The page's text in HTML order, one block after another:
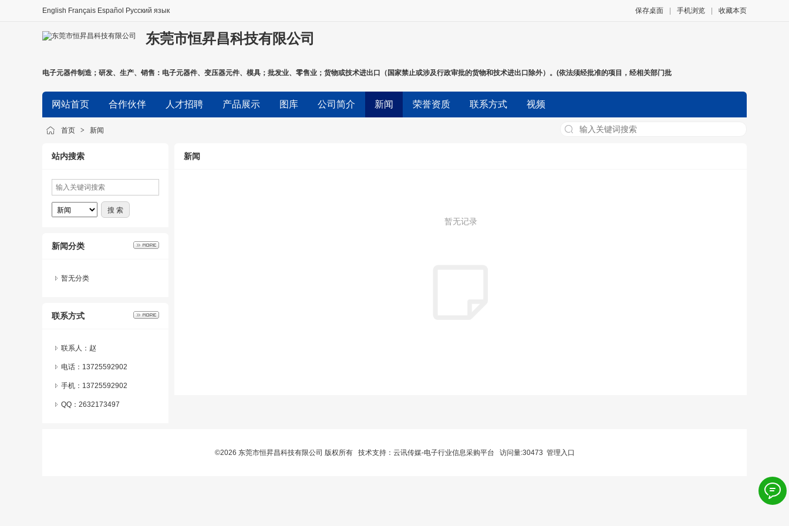
保存桌面 手机浏览 收藏本页
English Français Español Русский язык
东莞市恒昇昌科技有限公司
电子元器件制造；研发、生产、销售：电子元器件、变压器元件、模具；批发业、零售业；货物或技术进出口（国家禁止或涉及行政审批的货物和技术进出口除外）。(依法须经批准的项目，经相关部门批
网站首页 合作伙伴 人才招聘 产品展示 图库 公司简介 新闻 荣誉资质 联系方式 视频
首页 > 新闻
站内搜索
新闻分类
暂无分类
联系方式
联系人：赵
电话：13725592902
手机：13725592902
QQ： 2632173497
新闻
暂无记录
©2026 东莞市恒昇昌科技有限公司 版权所有 技术支持： 云讯传媒-电子行业信息采购平台 访问量:30473 管理入口